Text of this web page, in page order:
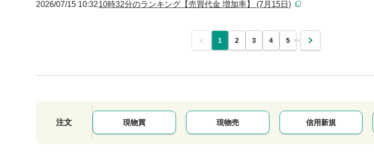
2026/07/15 10:3210時32分のランキング【売買代金 増加率】 (7月15日)
前 1 2 3 4 5 … 次
注文 現物買 現物売 信用新規